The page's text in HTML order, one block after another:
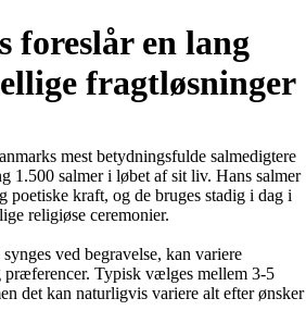
foreslår en lang
fragtløsninger
mest betydningsfulde salmedigtere
1.500 salmer i løbet af sit liv. Hans salmer
poetiske kraft, og de bruges stadig i dag i
religiøse ceremonier.
ved begravelse, kan variere
Typisk vælges mellem 3-5
det kan naturligvis variere alt efter ønsker